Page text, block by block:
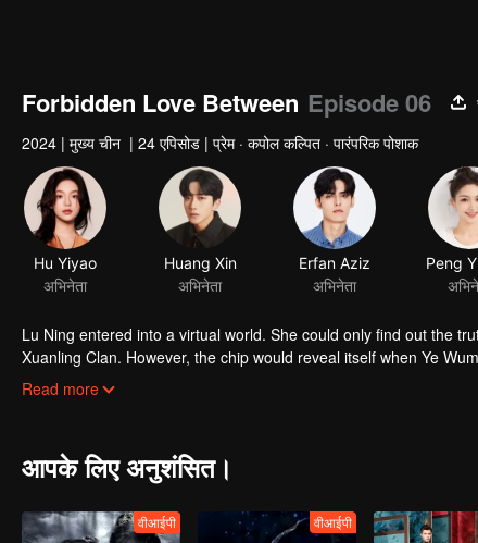
Forbidden Love Between Episode 06
2024 | मुख्य चीन | 24 एपिसोड | प्रेम · कपोल कल्पित · पारंपरिक पोशाक
Hu Yiyao
अभिनेता
Huang Xin
अभिनेता
Erfan Aziz
अभिनेता
Lu Ning entered into a virtual world. She could only find out the
Xuanling Clan. However, the chip would reveal itself when Ye
identity that Lu Ning used was Hei Lian, who caused Ye Wuning's
Read more
आपके लिए अनुशंसित।
वीआईपी वीआईपी